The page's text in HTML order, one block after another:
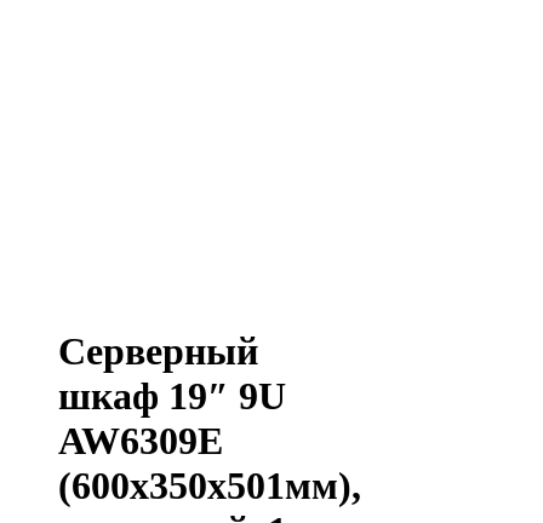
Серверный
шкаф 19″ 9U
AW6309E
(600x350x501мм),